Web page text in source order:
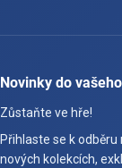
Novinky do
Zůstaňte ve hře!
Přihlaste se k
nových kolekcích,